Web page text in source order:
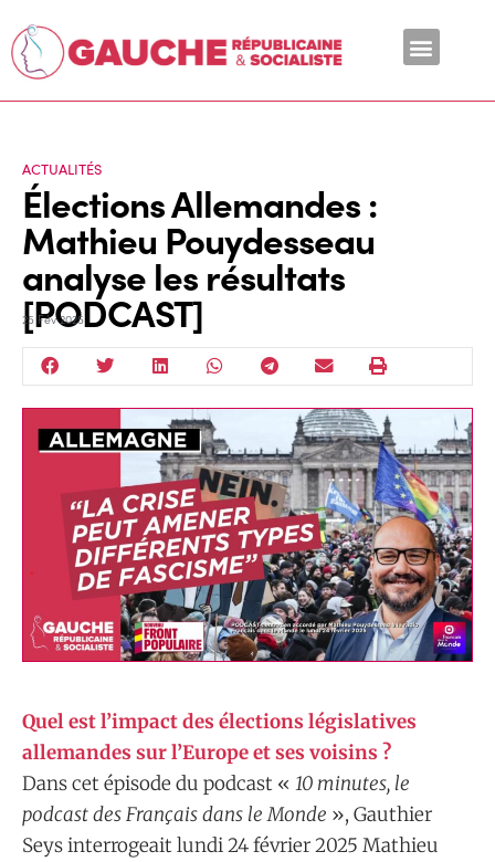
ACTUALITÉS
Élections Allemandes :
Mathieu Pouydesseau
analyse les résultats
[PODCAST]
25 Fév 2025
Quel est l’impact des élections législatives
allemandes sur l’Europe et ses voisins ?
Dans cet épisode du podcast « 10 minutes, le
podcast des Français dans le Monde », Gauthier
Seys interrogeait lundi 24 février 2025 Mathieu